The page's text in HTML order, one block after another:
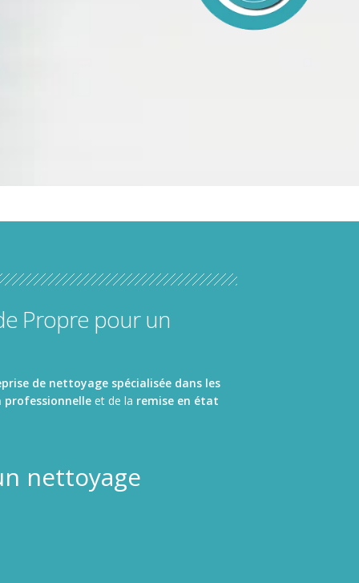
Propre pour un
de nettoyage spécialisée dans les
et de la remise en état
nettoyage